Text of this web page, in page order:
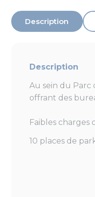
Description
Description
Au sein du Parc
offrant des
Faibles charges
10 places de